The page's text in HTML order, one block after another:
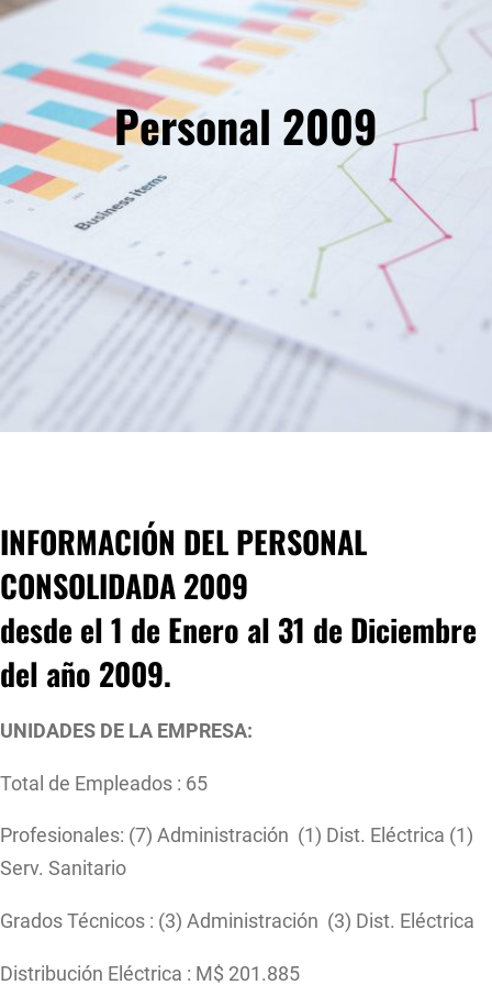
Personal 2009
INFORMACIÓN DEL PERSONAL
CONSOLIDADA 2009
desde el1 de Enero al 31 de Diciembre
del año 2009.
UNIDADES DE LA EMPRESA:
Total de Empleados : 65
Profesionales: (7) Administración (1) Dist. Eléctrica (1)
Serv. Sanitario
Grados Técnicos : (3) Administración (3) Dist. Eléctrica
Distribución Eléctrica : M$ 201.885